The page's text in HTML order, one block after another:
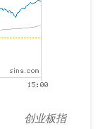
创业板指